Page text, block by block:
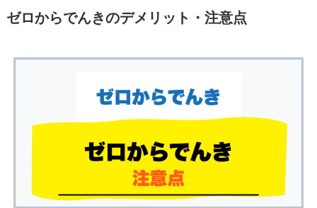
ゼロからでんきのデメリット・注意点